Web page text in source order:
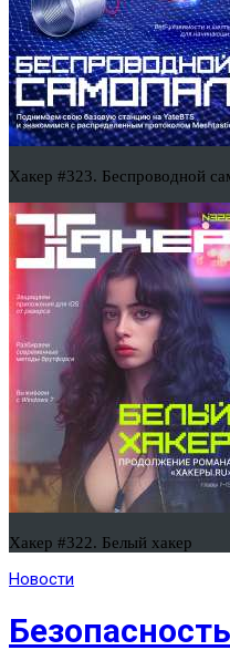
Хакер #323. Беспроводной
Хакер #322. Белый хакер
Новости